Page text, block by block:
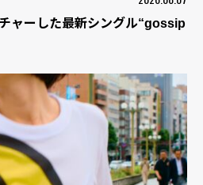
ャーした最新シングル“gossip